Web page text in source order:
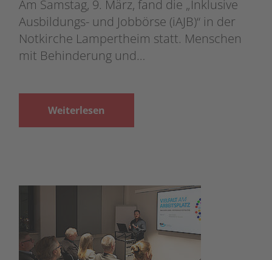
Am Samstag, 9. März, fand die „Inklusive
Ausbildungs- und Jobbörse (iAJB)“ in der
Notkirche Lampertheim statt. Menschen
mit Behinderung und…
Weiterlesen